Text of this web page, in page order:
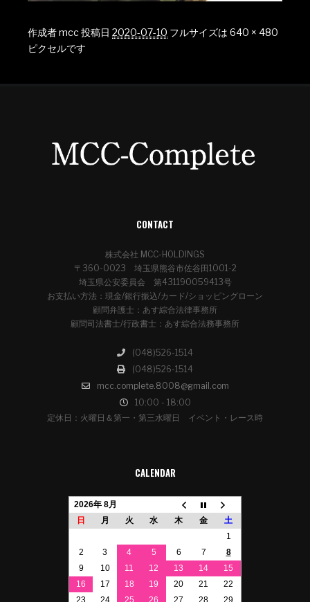
作成者mcc投稿日 2020-07-10 フルサイズは 640 × 480
ピクセルです
CONTACT
株式会社 MCC-HOLDINGS
〒360-0023 埼玉県熊谷市佐谷田1001-2
埼玉県公安委員会 第431190059413号
お支払い方法：現金/銀行振込/カード/ショッピングローン
顧問弁護士：あす綜合法律事務所
顧問司法書士/行政書士：あす綜合法務事務所
(048)526-1514
(048)526-1514
mcc.complete.8008@gmail.com
10:00 - 18:00
定休日：火曜日＆第一・第三水曜日 イベント・レース時
CALENDAR
2026年 8月
日
月 火 水 木 金
土
1
2
3 4 5 6 7
8
9
10 11 12 13 14
15
16
17 18 19 20 21
22
23
24 25 26 27 28 29